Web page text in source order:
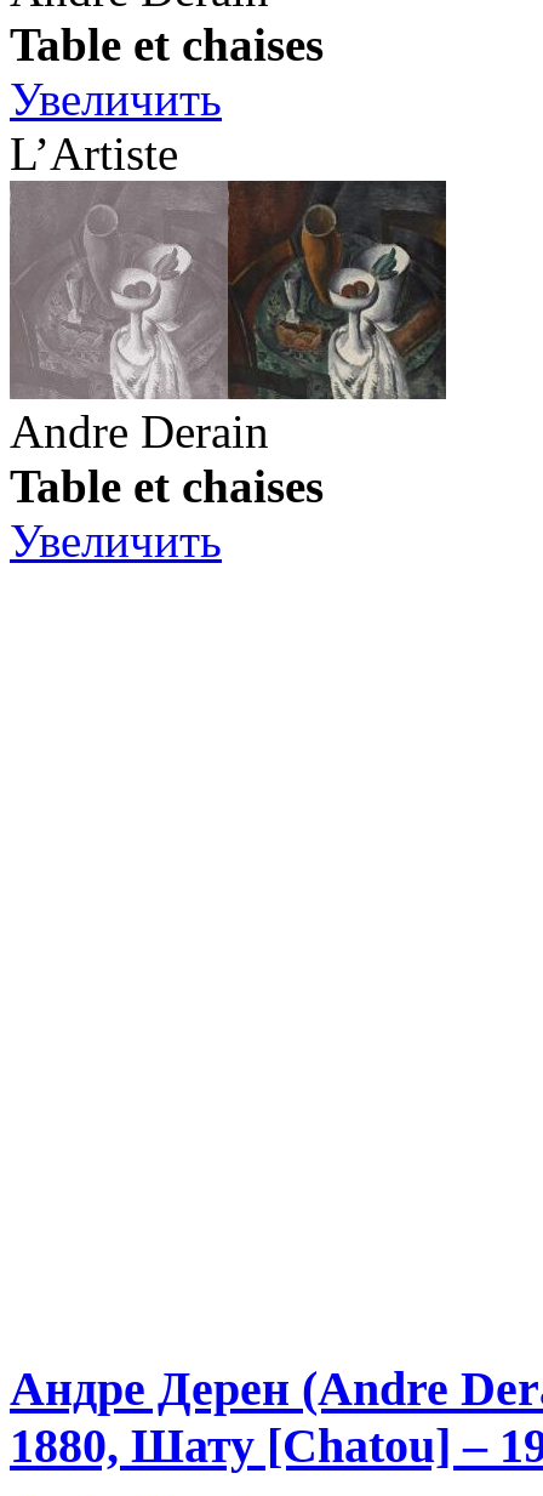
Table et chaises
Увеличить
L’Artiste
Andre Derain
Table et chaises
Увеличить
Андре Дерен (Andre
1880, Шату [Chatou] –